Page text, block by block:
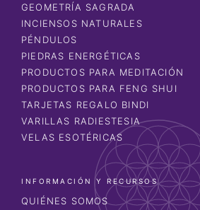
GEOMETRÍA SAGRADA
INCIENSOS NATURALES
PÉNDULOS
PIEDRAS ENERGÉTICAS
PRODUCTOS PARA MEDITACIÓN
PRODUCTOS PARA FENG SHUI
TARJETAS REGALO BINDI
VARILLAS RADIESTESIA
VELAS ESOTÉRICAS
INFORMACIÓN Y RECURSOS
QUIÉNES SOMOS